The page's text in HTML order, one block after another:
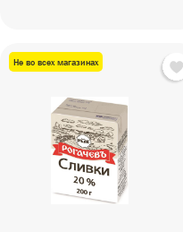
Не во всех магазинах